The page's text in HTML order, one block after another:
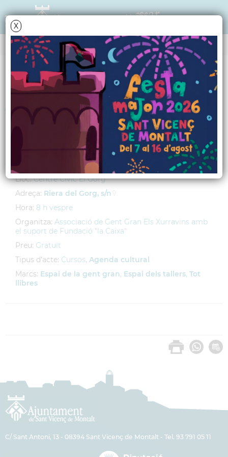
X
AGENDA
Dimarts5 juny 2012
Taller: "Grans lectors"
Impartit per Sílvia Sánchez
Lloc: Centre Cívic El Gorg
Adreça: Riera del Gorg, s/n
Hora: 8 h vespre
Organitza: Associació de Gent Gran Els Xurravins amb
el suport de Fundació "la Caixa"
Preu: Gratuït
Tipus d'acte: Cursos, Agenda cultural
Marcs: Espai de la gent gran, Espai dels tallers, Tot
llibres
C/ Sant Antoni, 13 - 08394 Sant Vicenç de Montalt - Tel. 93 791 05 11